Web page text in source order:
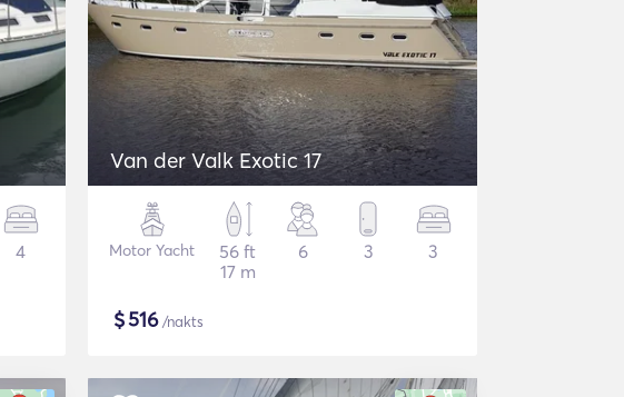
4
Van der Valk Exotic 17
Motor Yacht
56 ft
17 m
6 3 3
$516/nakts